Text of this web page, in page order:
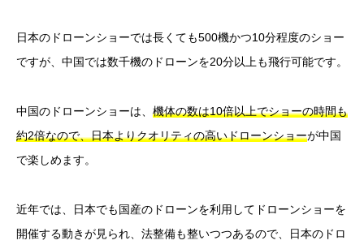
日本のドローンショーでは長くても500機かつ10分程度のショー
ですが、中国では数千機のドローンを20分以上も飛行可能です。
中国のドローンショーは、 機体の数は10倍以上でショーの時間も
約2倍なので、日本よりクオリティの高いドローンショーが中国
で楽しめます。
近年では、日本でも国産のドローンを利用してドローンショーを
開催する動きが見られ、法整備も整いつつあるので、日本のドロ